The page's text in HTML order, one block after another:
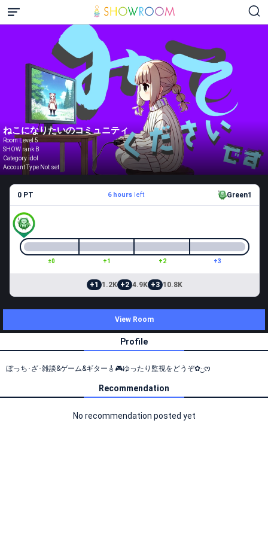
ねこになりたいのコミュニティ
Room Level 5
SHOW rank B
Category idol
Account Type Not set
0 PT 6 hoursleft Green1
±0 +1 +2 +3
+1 1.2K +2 4.9K +3 10.8K
View Room
Profile
ぼっち･ざ･雑談&ゲーム&ギター🎸🎮ゆったり監視をどうぞ✿·͜·ᰔ
Recommendation
No recommendation posted yet